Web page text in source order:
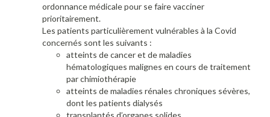
ordonnance médicale pour se faire vacciner
prioritairement.
Les patients particulièrement vulnérables à la Covid
concernés sont les suivants :
atteints de cancer et de maladies
hématologiques malignes en cours de traitement
par chimiothérapie
atteints de maladies rénales chroniques sévères,
dont les patients dialysés
transplantés d’organes solides